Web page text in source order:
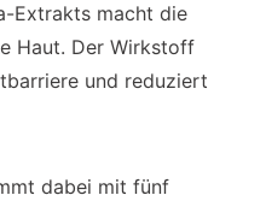
Extrakts macht die
Haut. Der Wirkstoff
und reduziert
dabei mit fünf